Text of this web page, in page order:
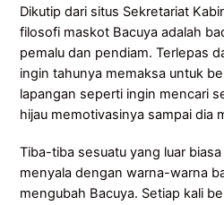
Dikutip dari situs Sekretariat
filosofi maskot Bacuya adalah
pemalu dan pendiam. Terlepas
ingin tahunya memaksa untuk
lapangan seperti ingin mencari
hijau memotivasinya sampai dia
Tiba-tiba sesuatu yang luar
menyala dengan warna-warna
mengubah Bacuya. Setiap kali